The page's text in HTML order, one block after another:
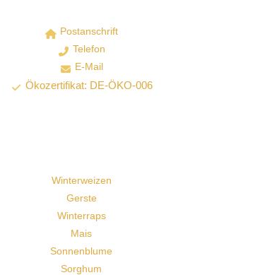
Postanschrift
Telefon
E-Mail
Ökozertifikat: DE-ÖKO-006
Winterweizen
Gerste
Winterraps
Mais
Sonnenblume
Sorghum